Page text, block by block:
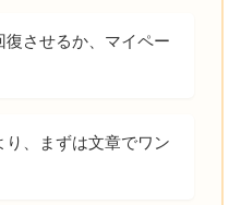
復させるか、マイペー
、まずは文章でワン